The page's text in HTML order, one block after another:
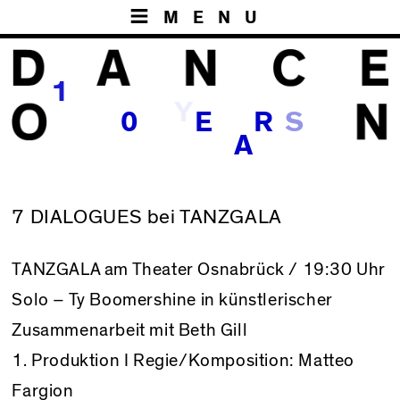
MENU
1
0 E
A
R
7 DIALOGUES bei TANZGALA
TANZGALA am Theater Osnabrück / 19:30 Uhr
Solo – Ty Boomershine in künstlerischer
Zusammenarbeit mit Beth Gill
1. Produktion I Regie/Komposition: Matteo
Fargion